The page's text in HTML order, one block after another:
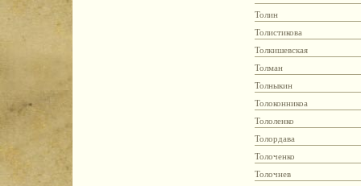
Толин
Толистикова
Толкишевская
Толман
Толныкин
Толоконникоа
Тололенко
Толордава
Толоченко
Толочнев